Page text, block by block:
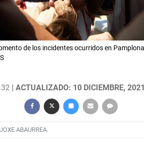
de los incidentes ocurridos en
| ACTUALIZADO: 10 DICIEMBRE,
JOXE ABAURREA